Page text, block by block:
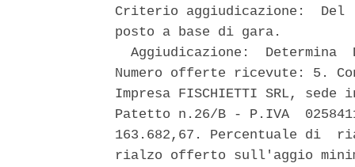
Criterio aggiudicazione:  Del
posto a base di gara.
Aggiudicazione:  Determina
Numero offerte ricevute: 5.
Impresa FISCHIETTI SRL,
Patetto n.26/B - P.IVA
163.682,67. Percentuale di
rialzo offerto sull'aggio